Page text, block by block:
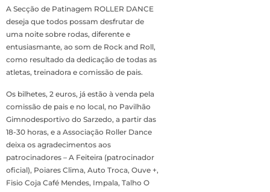
A Secção de Patinagem ROLLER DANCE
deseja que todos possam desfrutar de
uma noite sobre rodas, diferente e
entusiasmante, ao som de Rock and Roll,
como resultado da dedicação de todas as
atletas, treinadora e comissão de pais.
Os bilhetes, 2 euros, já estão à venda pela
comissão de pais e no local, no Pavilhão
Gimnodesportivo do Sarzedo, a partir das
18-30 horas, e a Associação Roller Dance
deixa os agradecimentos aos
patrocinadores – A Feiteira (patrocinador
oficial), Poiares Clima, Auto Troca, Ouve +,
Fisio Coja Café Mendes, Impala, Talho O